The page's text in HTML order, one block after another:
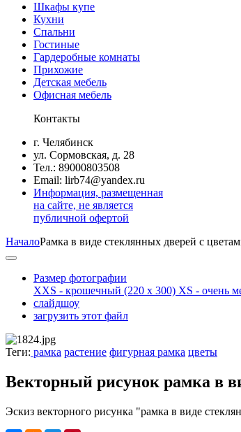
Шкафы купе
Кухни
Спальни
Гостиные
Гардеробные комнаты
Прихожие
Детская мебель
Офисная мебель
Контакты
г. Челябинск
ул. Сормовская, д. 28
Тел.: 89000803508
Email: lirb74@yandex.ru
Информация, размещенная
на сайте, не является
публичной офертой
НачалоРамка в виде стеклянных дверей с
Размер фотографии
XXS - крошечный (220 x 300) XS - очень
слайдшоу
загрузить этот файл
Теги: рамка растение фигурная рамка цветы
Векторный рисунок рамка в
Эскиз векторного рисунка "рамка в виде